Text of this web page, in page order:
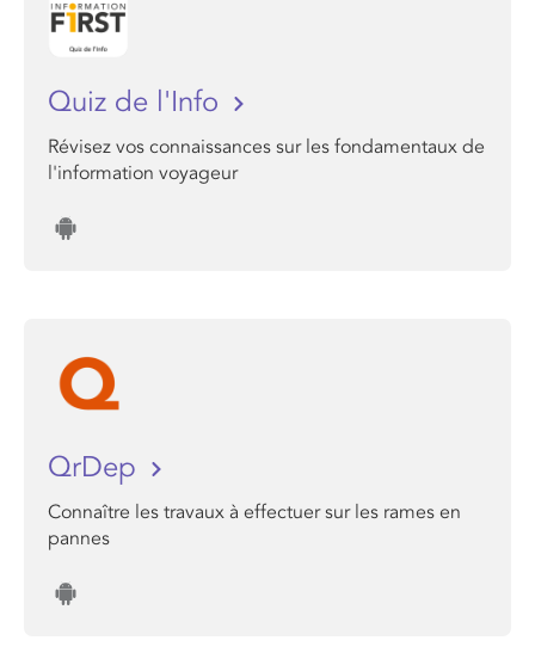
Quiz de l'Info
Révisez vos connaissances sur les fondamentaux de
l'information voyageur
QrDep
Connaître les travaux à effectuer sur les rames en
pannes